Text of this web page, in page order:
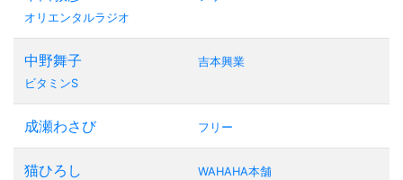
オリエンタルラジオ
中野舞子
ビタミンS
吉本興業
成瀬わさび フリー
猫ひろし WAHAHA本舗